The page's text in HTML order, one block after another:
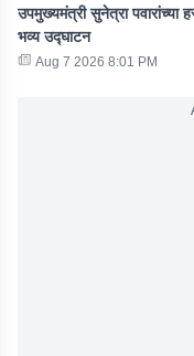
उपमुख्यमंत्री सुनेत्रा
भव्य उद्घाटन
Aug 7 2026 8:01 PM